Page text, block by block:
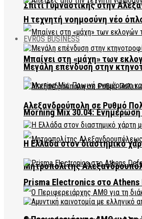
Σπίτι Γυμναστικής στην
Μπαίνει στη «μάχη» των
Morning Mix 30.04:
Μητροπολίτης
Η τεχνητή νοημοσύνη νέο
EVROS BUSINESS
Μεγάλη επένδυση στην
Αλεξανδρούπολη σε Ρυθμό
Η Ελλάδα στον διαστημικό
Prisma Electronics στο Athens